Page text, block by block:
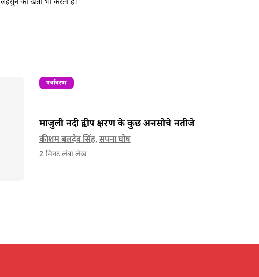
की खेती भी करती हैं।
पर्यावरण
माजुली नदी द्वीप क्षरण के कुछ अनसोचे नतीजे
कीशम बलदेव सिंह,सपना घोष
2मिनट लंबा लेख